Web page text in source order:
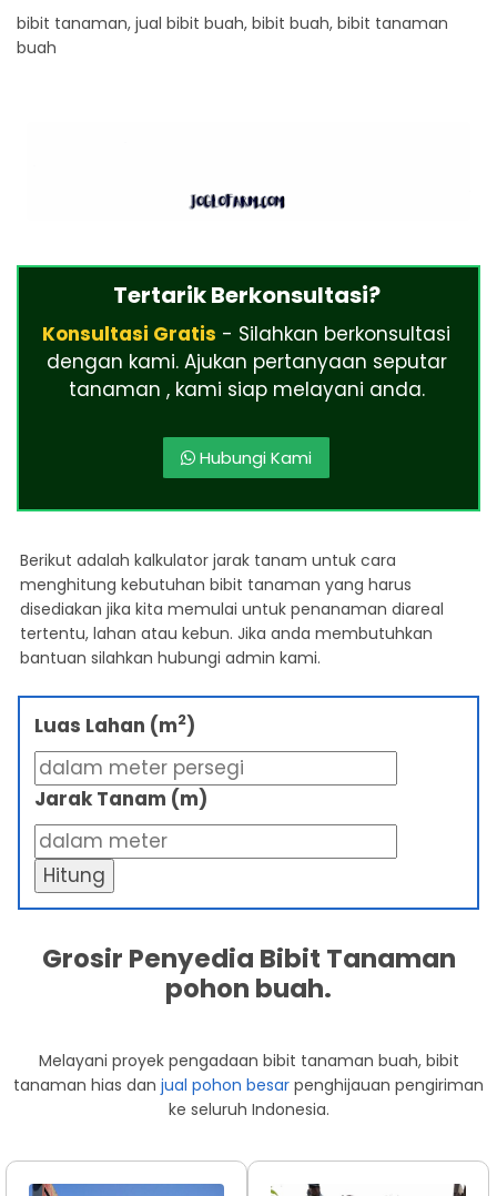
bibit tanaman, jual bibit buah, bibit buah, bibit tanaman
buah
Tertarik Berkonsultasi?
Konsultasi Gratis - Silahkan berkonsultasi
dengan kami. Ajukan pertanyaan seputar
tanaman , kami siap melayani anda.
Hubungi Kami
Berikut adalah kalkulator jarak tanam untuk cara
menghitung kebutuhan bibit tanaman yang harus
disediakan jika kita memulai untuk penanaman diareal
tertentu, lahan atau kebun. Jika anda membutuhkan
bantuan silahkan hubungi admin kami.
Luas Lahan (m2)
Jarak Tanam (m)
Hitung
Grosir Penyedia Bibit Tanaman
pohon buah.
Melayani proyek pengadaan bibit tanaman buah, bibit
tanaman hias dan jual pohon besar penghijauan pengiriman
ke seluruh Indonesia.